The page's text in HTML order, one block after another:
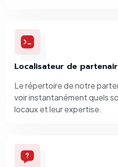
Localisateur de
Le répertoire de notre
voir instantanément quels
locaux et leur expertise.